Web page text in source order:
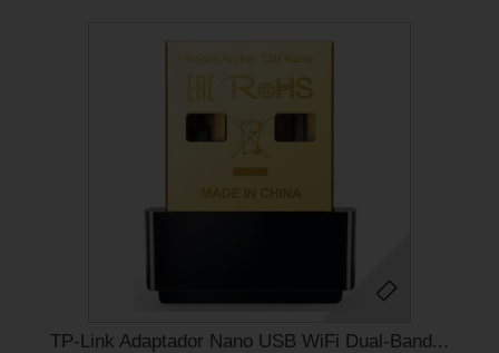
TP-Link Adaptador Nano USB WiFi Dual-Band...